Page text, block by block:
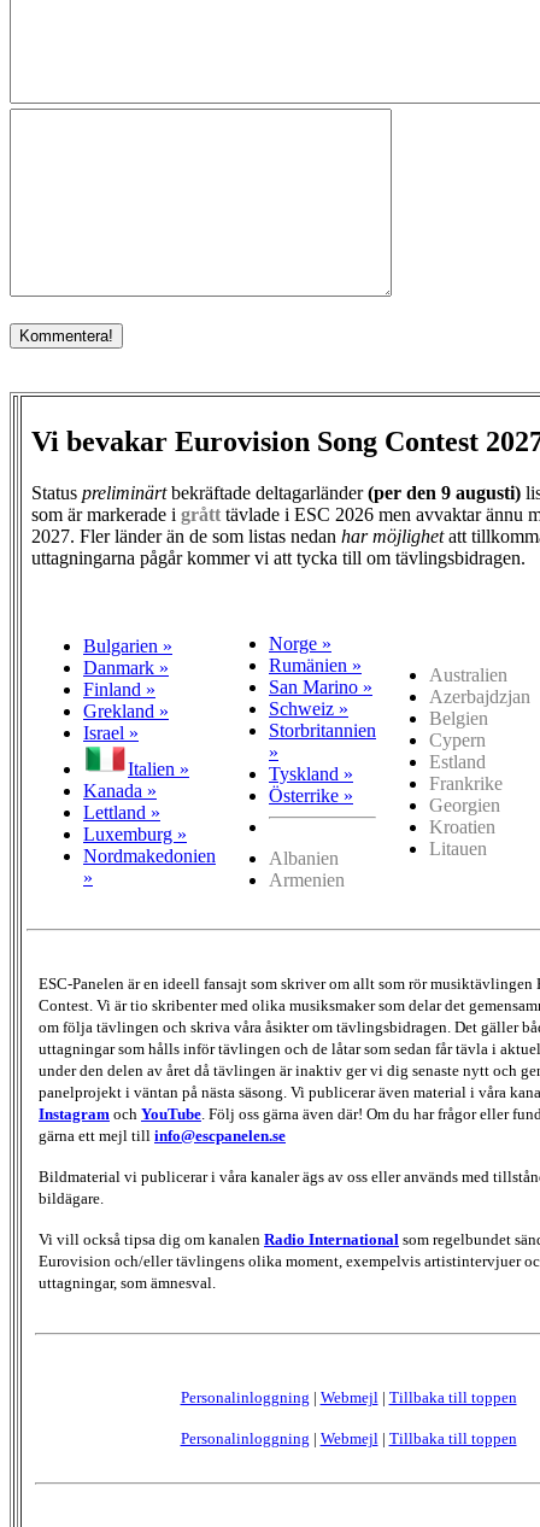
Vi bevakar Eurovision Song Contest
Status preliminärtbekräftade deltagarländer(per den 9 augusti)
som är markerade i grått tävlade i ESC 2026 men avvaktar ännu
2027. Fler länder än de som listas nedan har möjlighetatt
uttagningarna pågår kommer vi att tycka till om tävlingsbidragen.
Bulgarien »
Danmark »
Finland »
Grekland »
Israel »
Italien »
Kanada »
Lettland »
Luxemburg »
Nordmakedonien
»
Norge »
Rumänien »
San Marino »
Schweiz »
Storbritannien
»
Tyskland »
Österrike »
Albanien
Armenien
Australien
Azerbajdzjan
Belgien
Cypern
Estland
Frankrike
Georgien
Kroatien
Litauen
ESC-Panelen är en ideell fansajt som skriver om allt som rör musiktävlingen
Contest. Vi är tio skribenter med olika musiksmaker som delar det
om följa tävlingen och skriva våra åsikter om tävlingsbidragen. Det gäller
uttagningar som hålls inför tävlingen och de låtar som sedan får tävla i
under den delen av året då tävlingen är inaktiv ger vi dig senaste nytt och
panelprojekt i väntan på nästa säsong. Vi publicerar även material i våra
Instagram och YouTube. Följ oss gärna även där! Om du har frågor eller
gärna ett mejl till info@escpanelen.se
Bildmaterial vi publicerar i våra kanaler ägs av oss eller används med
bildägare.
Vi vill också tipsa dig om kanalen Radio International som regelbundet
Eurovision och/eller tävlingens olika moment, exempelvis artistintervjuer
uttagningar, som ämnesval.
Personalinloggning | Webmejl| Tillbaka till toppen
Personalinloggning | Webmejl| Tillbaka till toppen